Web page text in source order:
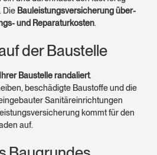
Die Bauleistungs­versicherung über­
und Reparatur­kosten.
der Baustelle
Baustelle randa­liert.
beschädigte Baustoffe und die
Sanitär­einrichtungen
kommt für den
auf.